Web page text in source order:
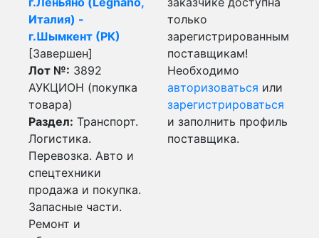
Италия) -
г.Шымкент (РК)
[Завершен]
Лот №: 3892
АУКЦИОН (покупка
товара)
Раздел: Транспорт.
Логистика.
Перевозка. Авто и
спецтехники
продажа и покупка.
Запасные части.
Ремонт и
только
зарегистрированным
поставщикам!
Необходимо
авторизоваться или
зарегистрироваться
и заполнить профиль
поставщика.